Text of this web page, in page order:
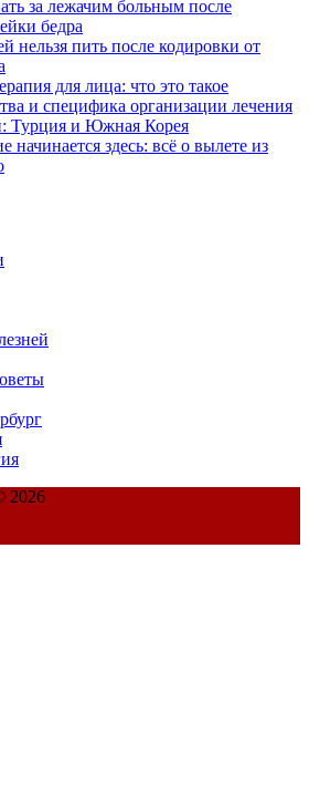
за лежачим больным после
бедра
нельзя пить после кодировки от
для лица: что это такое
и специфика организации лечения
Турция и Южная Корея
начинается здесь: всё о вылете из
2026